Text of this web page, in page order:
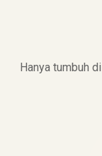
Hanya tumbuh